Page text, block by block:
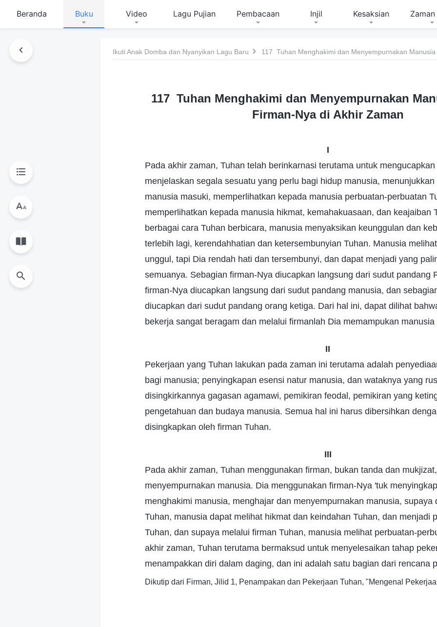
Beranda Buku Video Lagu Pujian Pembacaan Injil Kesaksian
Ikuti Anak Domba dan Nyanyikan Lagu Baru
117 Tuhan Menghakimi dan Menyempurnakan
Firman-Nya di Akhir Zaman
I
Pada akhir zaman, Tuhan telah berinkarnasi terutama untuk
menjelaskan segala sesuatu yang perlu bagi hidup manusia,
manusia masuki, memperlihatkan kepada manusia perbuatan-perbuatan
memperlihatkan kepada manusia hikmat, kemahakuasaan, dan keajaiban
berbagai cara Tuhan berbicara, manusia menyaksikan keunggulan dan
terlebih lagi, kerendahhatian dan ketersembunyian Tuhan. Manusia
unggul, tapi Dia rendah hati dan tersembunyi, dan dapat menjadi yang
semuanya. Sebagian firman-Nya diucapkan langsung dari sudut pandang
firman-Nya diucapkan langsung dari sudut pandang manusia, dan
diucapkan dari sudut pandang orang ketiga. Dari hal ini, dapat dilihat
bekerja sangat beragam dan melalui firmanlah Dia memampukan
II
Pekerjaan yang Tuhan lakukan pada zaman ini terutama adalah
bagi manusia; penyingkapan esensi natur manusia, dan wataknya yang
disingkirkannya gagasan agamawi, pemikiran feodal, pemikiran yang
pengetahuan dan budaya manusia. Semua hal ini harus dibersihkan
disingkapkan oleh firman Tuhan.
III
Pada akhir zaman, Tuhan menggunakan firman, bukan tanda dan
menyempurnakan manusia. Dia menggunakan firman-Nya 'tuk
menghakimi manusia, menghajar dan menyempurnakan manusia, supaya
Tuhan, manusia dapat melihat hikmat dan keindahan Tuhan, dan menjadi
Tuhan, dan supaya melalui firman Tuhan, manusia melihat perbuatan-
akhir zaman, Tuhan terutama bermaksud untuk menyelesaikan tahap
menampakkan diri dalam daging, dan ini adalah satu bagian dari rencana
Dikutip dari Firman, Jilid 1, Penampakan dan Pekerjaan Tuhan, "Mengenal